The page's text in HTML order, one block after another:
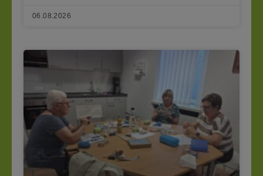
06.08.2026